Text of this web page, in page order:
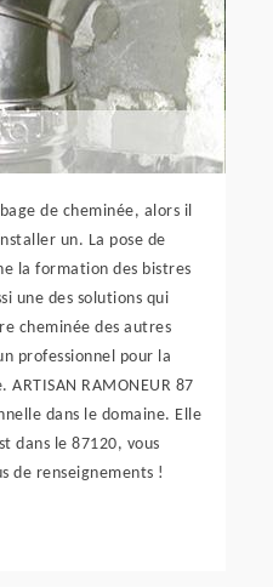
de cheminée, alors il
un. La pose de
la formation des bistres
une des solutions qui
cheminée des autres
professionnel pour la
RAMONEUR 87
dans le domaine. Elle
dans le 87120, vous
de renseignements !